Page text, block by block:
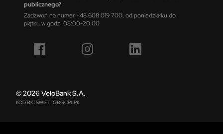
publicznego?
Zadzwoń na numer +48 608 019 700, od poniedziałku do
piątku w godz. 08:00-20.00
© 2026 VeloBank S.A.
KOD BIC SWIFT: GBGCPLPK